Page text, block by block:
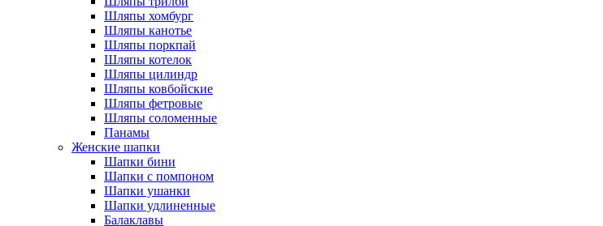
Шляпы хомбург
Шляпы канотье
Шляпы поркпай
Шляпы котелок
Шляпы цилиндр
Шляпы ковбойские
Шляпы фетровые
Шляпы соломенные
Панамы
Женские шапки
Шапки бини
Шапки с помпоном
Шапки ушанки
Шапки удлиненные
Балаклавы